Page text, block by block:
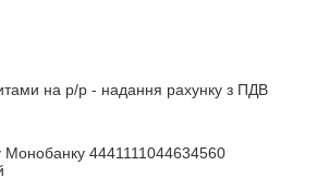
на р/р - надання рахунку з ПДВ
Монобанку 4441111044634560